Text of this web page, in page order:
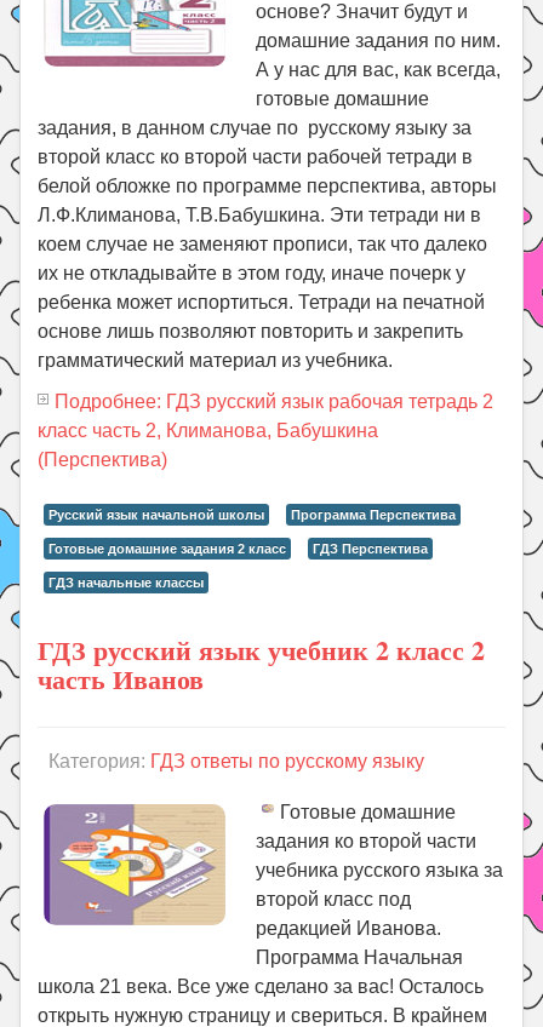
основе? Значит будут и
домашние задания по ним.
А у нас для вас, как всегда,
готовые домашние
задания, в данном случае по русскому языку за
второй класс ко второй части рабочей тетради в
белой обложке по программе перспектива, авторы
Л.Ф.Климанова, Т.В.Бабушкина. Эти тетради ни в
коем случае не заменяют прописи, так что далеко
их не откладывайте в этом году, иначе почерк у
ребенка может испортиться. Тетради на печатной
основе лишь позволяют повторить и закрепить
грамматический материал из учебника.
Подробнее: ГДЗ русский язык рабочая тетрадь 2
класс часть 2, Климанова, Бабушкина
(Перспектива)
Русский язык начальной школы Программа Перспектива
Готовые домашние задания 2 класс ГДЗ Перспектива
ГДЗ начальные классы
ГДЗ русский язык учебник 2 класс 2
часть Иванов
Категория: ГДЗ ответы по русскому языку
Готовые домашние
задания ко второй части
учебника русского языка за
второй класс под
редакцией Иванова.
Программа Начальная
школа 21 века. Все уже сделано за вас! Осталось
открыть нужную страницу и свериться. В крайнем